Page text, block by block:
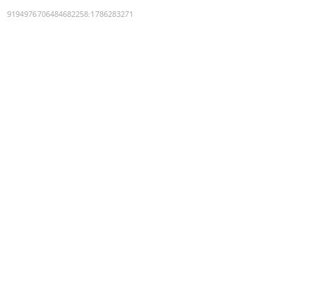
9194976706484682258:1786283271